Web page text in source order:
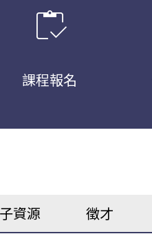
inventory
課程報名
資源 徵才